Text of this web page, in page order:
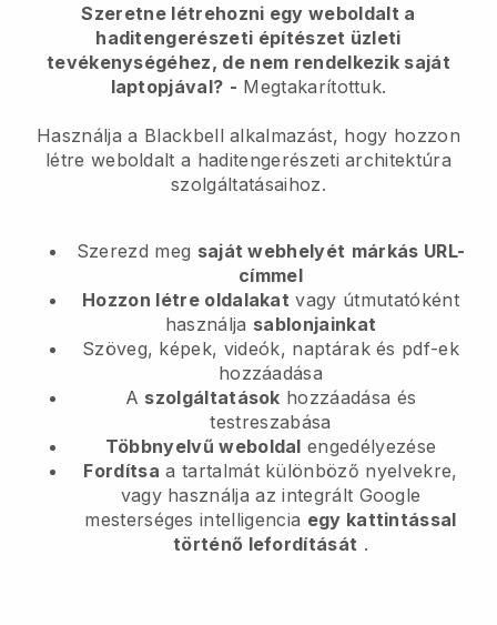
Szeretne létrehozni egy weboldalt a
haditengerészeti építészet üzleti
tevékenységéhez, de nem rendelkezik saját
laptopjával? - Megtakarítottuk.
Használja a Blackbell alkalmazást, hogy hozzon
létre weboldalt a haditengerészeti architektúra
szolgáltatásaihoz.
Szerezd meg saját webhelyét márkás URL-
címmel
Hozzon létre oldalakat vagy útmutatóként
használja sablonjainkat
Szöveg, képek, videók, naptárak és pdf-ek
hozzáadása
A szolgáltatások hozzáadása és
testreszabása
Többnyelvű weboldal engedélyezése
Fordítsa a tartalmát különböző nyelvekre,
vagy használja az integrált Google
mesterséges intelligencia egy kattintással
történő lefordítását .